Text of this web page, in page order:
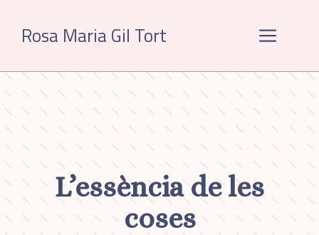
Rosa Maria Gil Tort Menú
L’essència de les
coses